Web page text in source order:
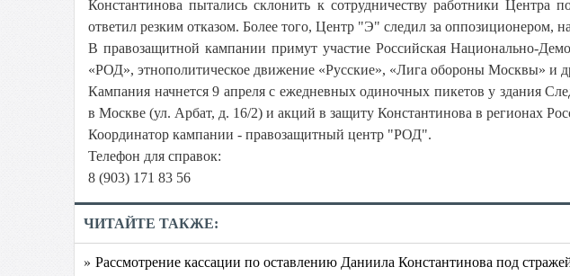
Константинова пытались склонить к сотрудничеству работники Центра
ответил резким отказом. Более того, Центр "Э" следил за оппозиционером,
В правозащитной кампании примут участие Российская Национально-
«РОД», этнополитическое движение «Русские», «Лига обороны Москвы» и
Кампания начнется 9 апреля с ежедневных одиночных пикетов у здания
в Москве (ул. Арбат, д. 16/2) и акций в защиту Константинова в регионах
Координатор кампании - правозащитный центр "РОД".
Телефон для справок:
8 (903) 171 83 56
ЧИТАЙТЕ ТАКЖЕ:
» Рассмотрение кассации по оставлению Даниила Константинова под